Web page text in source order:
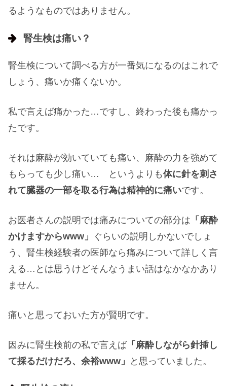
るようなものではありません。
腎生検は痛い？
腎生検について調べる方が一番気になるのはこれで
しょう、痛いか痛くないか。
私で言えば痛かった…ですし、終わった後も痛かっ
たです。
それは麻酔が効いていても痛い、麻酔の力を強めて
もらっても少し痛い… というよりも体に針を刺さ
れて臓器の一部を取る行為は精神的に痛いです。
お医者さんの説明では痛みについての部分は 「麻酔
かけますからwww」
ぐらいの説明しかないでしょ
う、腎生検経験者の医師なら痛みについて詳しく言
える…とは思うけどそんなうまい話はなかなかあり
ません。
痛いと思っておいた方が賢明です。
因みに腎生検前の私で言えば「麻酔しながら針挿し
て採るだけだろ、余裕www」
と思っていました。